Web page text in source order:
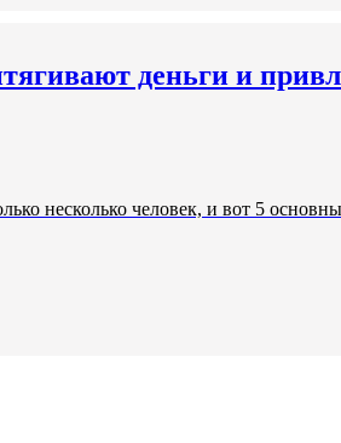
деньги и
несколько человек, и вот 5